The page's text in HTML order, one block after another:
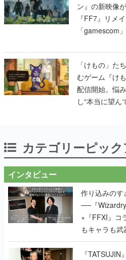
ン』の新映像
『FF7』リメ
「gamescom
にてディレク
定
「けもの」た
むゲーム『け
配信開始。悩
し“本当に望ん
カテゴリーピッ
インタビュー
作り込みの
──『
×『FFXI』コ
もキャラも
で作り込ま
く
『